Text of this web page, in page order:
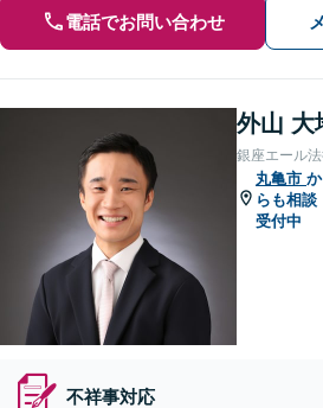
電話でお問い合わせ
外山 大
銀座エール
丸亀市 か
らも相談
受付中
不祥事対応